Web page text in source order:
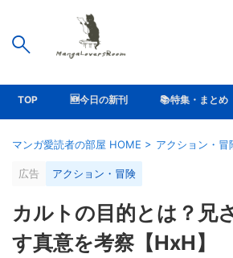
TOP 🆕今日の新刊 📚特集・まとめ
マンガ愛読者の部屋 HOME > アクション・冒
広告 アクション・冒険
カルトの目的とは？兄
す真意を考察【HxH】